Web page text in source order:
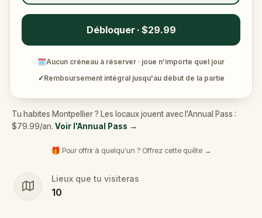
Débloquer · $29.99
🗓Aucun créneau à réserver · joue n’importe quel jour
✓Remboursement intégral jusqu'au début de la partie
Tu habites Montpellier ? Les locaux jouent avec l'Annual Pass :
$79.99/an. Voir l'Annual Pass →
🎁 Pour offrir à quelqu'un ? Offrez cette quête →
Lieux que tu visiteras
10